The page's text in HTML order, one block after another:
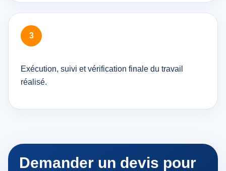
Exécution, suivi et vérification finale du travail
réalisé.
Demander un devis pour